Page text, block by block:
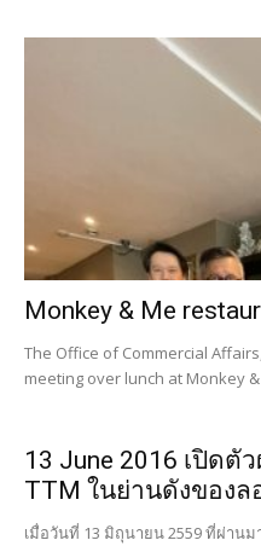
Monkey & Me
The Office of Commercial
meeting over lunch at Monkey
13 June 2016 เปิด
TTM ในย่านดังของ
เมื่อวันที่ 13 มิถุนายน 2559 ที่ผ่านม